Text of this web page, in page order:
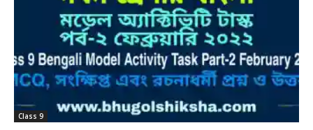
Class 9